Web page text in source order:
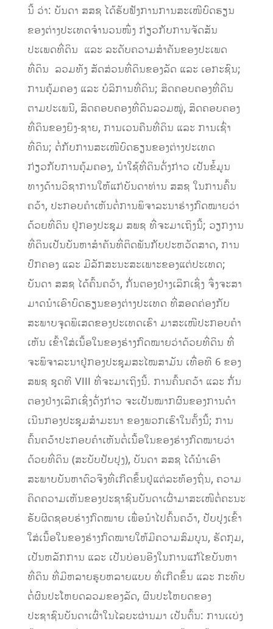
ນີ້ ວ່າ: ບັນດາ ສສຊ ໄດ້ຮັບຟັງການການສະເໜີບົດຮຽນ
ຂອງຕ່າງປະເທດຈໍານວນໜຶ່ງ ກ່ຽວກັບການຈັດສັນ
ປະເພດທີ່ດິນ ແລະ ລະດັບຄວາມສໍາຄັນຂອງປະເພດ
ທີ່ດິນ ລວມທັງ ສັດສ່ວນທີ່ດິນຂອງລັດ ແລະ ເອກະຊົນ;
ການຄຸ້ມຄອງ ແລະ ບໍລິການທີ່ດິນ; ສິດຄອບຄອງທີ່ດິນ
ຕາມປະເພນີ, ສິດຄອບຄອງທີ່ດິນລວມໝູ່, ສິດຄອບຄອງ
ທີ່ດິນຂອງຍິງ-ຊາຍ, ການເວນຄືນທີ່ດິນ ແລະ ການເຊົ່າ
ທີ່ດິນ; ຕໍ່ກັບການສະເໜີບົດຮຽນຂອງຕ່າງປະເທດ
ກ່ຽວກັບການຄຸ້ມຄອງ,​ ນໍາໃຊ້ທີ່ດິນດັ່ງກ່າວ ເປັນຂໍ້ມູນ
ທາງດ້ານວິຊາການໃຫ້ແກ່ບັນດາທ່ານ ສສຊ ໃນການຄົ້ນ
ຄວ້າ, ປະກອບຄໍາເຫັນຕໍ່ການພິຈາລະນາຮ່າງກົດໝາຍວ່າ
ດ້ວຍທີ່ດິນ ຢູ່ກອງປະຊຸມ ສພຊ ທີ່ຈະມາເຖິງນີ້; ວຽກງານ
ທີ່ດິນເປັນບັນຫາສໍາຄັນທີ່ຕິດພັນກັບປະຫວັດສາດ, ການ
ປົກຄອງ ແລະ ມີລັກສະນະສະເພາະຂອງແຕ່ປະເທດ;
ບັນດາ ສສຊ ໄດ້ຄົ້ນຄວ້າ, ກັ່ນຕອງຢ່າງເລິກເຊິ່ງ ຈຶ່ງຈະສາ
ມາດນໍາເອົາບົດຮຽນຂອງຕ່າງປະເທດ ທີ່ສອດຄ່ອງກັບ
ສະພາບຈຸດພິເສດຂອງປະເທດເຮົາ ມາສະເໜີປະກອບຄໍາ
ເຫັນ ເຂົ້າໃສ່ເນື້ອໃນຂອງຮ່າງກົດໝາຍວ່າດ້ວຍທີ່ດິນ ທີ່
ຈະພິຈາລະນາຢູ່ກອງປະຊຸມສະໄໝສາມັນ ເທື່ອທີ 6 ຂອງ
ສພຊ ຊຸດທີ VIII ທີ່ຈະມາເຖິງນີ້. ການຄົ້ນຄວ້າ ແລະ ກັ່ນ
ຕອງຢ່າງເລິກເຊິ່ງດັ່ງກ່າວ ຈະເປັນໝາກຜົນຂອງການດໍາ
ເນີນກອງປະຊຸມສໍາມະນາ ຂອງພວກເຮົາໃນຄັ້ງນີ້; ການ
ຄົ້ນຄວ້າປະກອບຄໍາເຫັນຕໍ່ເນື້ອໃນຂອງຮ່າງກົດໝາຍວ່າ
ດ້ວຍທີ່ດິນ (ສະບັບປັບປຸງ), ບັນດາ ສສຊ ໄດ້ນໍາເອົາ
ສະພາບບັນຫາຕົວຈິງທີ່ເກີດຂຶ້ນຢູ່ແຕ່ລະທ້ອງຖິ່ນ, ຄວາມ
ຄິດຄວາມເຫັນຂອງປະຊາຊົນບັນດາເຜົ່າມາສະເໜີຕໍ່ຄະນະ
ຮັບຜິດຊອບຮ່າງກົດໝາຍ ເພື່ອນໍາໄປຄົ້ນຄວ້າ, ປັບປຸງເຂົ້າ
ໃສ່ເນື້ອໃນຂອງຮ່າງກົດໝາຍໃຫ້ມີຄວາມສົມບູນ, ຮັດກຸມ,
ເປັນຫລັກການ ແລະ ເປັນບ່ອນອີງໃນການແກ້ໄຂບັນຫາ
ທີ່ດິນ ທີ່ມີຫລາຍຮູບຫລາຍແບບ ທີ່ເກີດຂຶ້ນ ແລະ ກະທົບ
ຕໍ່ຜົນປະໂຫຍດລວມຂອງລັດ, ຜົນປະໂຫຍດຂອງ
ປະຊາຊົນບັນດາເຜົ່າໃນໄລຍະຜ່ານມາ ເປັນຕົ້ນ: ການເເບ່ງ